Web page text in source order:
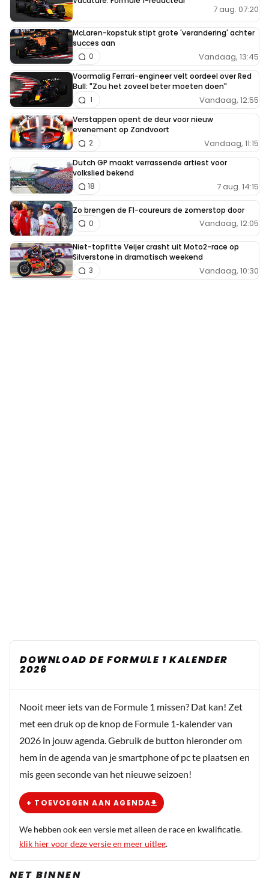
7 aug. 07:20
McLaren-kopstuk stipt grote 'verandering' achter
succes aan
Vandaag, 13:45
0
Voormalig Ferrari-engineer velt oordeel over Red
Bull: "Zou het zoveel beter moeten doen"
Vandaag, 12:55
1
Verstappen opent de deur voor nieuw
evenement op Zandvoort
Vandaag, 11:15
2
Dutch GP maakt verrassende artiest voor
volkslied bekend
7 aug. 14:15
18
Zo brengen de F1-coureurs de zomerstop door
Vandaag, 12:05
0
Niet-topfitte Veijer crasht uit Moto2-race op
Silverstone in dramatisch weekend
Vandaag, 10:30
3
DOWNLOAD DE FORMULE 1 KALENDER
2026
Nooit meer iets van de Formule 1 missen? Dat kan! Zet
met een druk op de knop de Formule 1-kalender van
2026 in jouw agenda. Gebruik de button hieronder om
hem in de agenda van je smartphone of pc te plaatsen en
mis geen seconde van het nieuwe seizoen!
+ TOEVOEGEN AAN AGENDA
We hebben ook een versie met alleen de race en kwalificatie.
klik hier voor deze versie en meer uitleg.
NET BINNEN